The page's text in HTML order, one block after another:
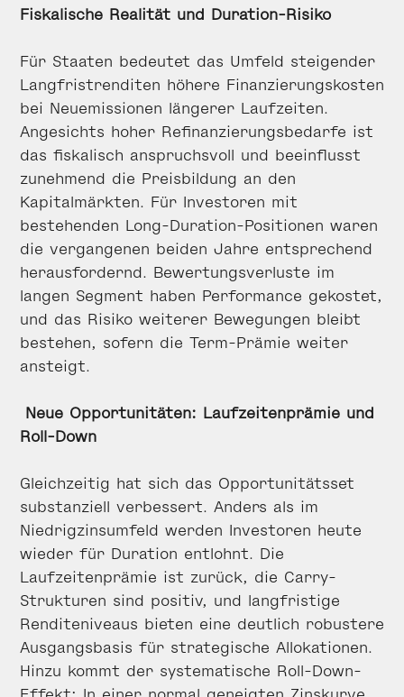
Fiskalische Realität und Duration-Risiko
Für Staaten bedeutet das Umfeld steigender
Langfristrenditen höhere Finanzierungskosten
bei Neuemissionen längerer Laufzeiten.
Angesichts hoher Refinanzierungsbedarfe ist
das fiskalisch anspruchsvoll und beeinflusst
zunehmend die Preisbildung an den
Kapitalmärkten. Für Investoren mit
bestehenden Long-Duration-Positionen waren
die vergangenen beiden Jahre entsprechend
herausfordernd. Bewertungsverluste im
langen Segment haben Performance gekostet,
und das Risiko weiterer Bewegungen bleibt
bestehen, sofern die Term-Prämie weiter
ansteigt.
Neue Opportunitäten: Laufzeitenprämie und
Roll-Down
Gleichzeitig hat sich das Opportunitätsset
substanziell verbessert. Anders als im
Niedrigzinsumfeld werden Investoren heute
wieder für Duration entlohnt. Die
Laufzeitenprämie ist zurück, die Carry-
Strukturen sind positiv, und langfristige
Renditeniveaus bieten eine deutlich robustere
Ausgangsbasis für strategische Allokationen.
Hinzu kommt der systematische Roll-Down-